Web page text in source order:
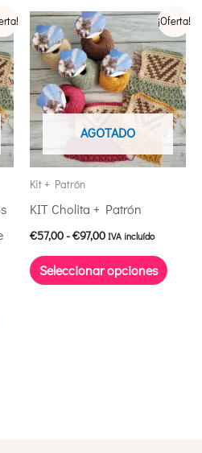
variantes.
opciones
¡Oferta!
AGOTADO
Kit + Patrón
KIT Cholita + Patrón
€57,00-€97,00
Rango
de
precios:
desde
€57,00
hasta
€97,00
IVA incluído
Seleccionar opciones
Este
tiene
Las
en